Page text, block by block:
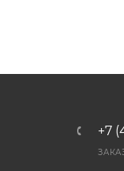
+7